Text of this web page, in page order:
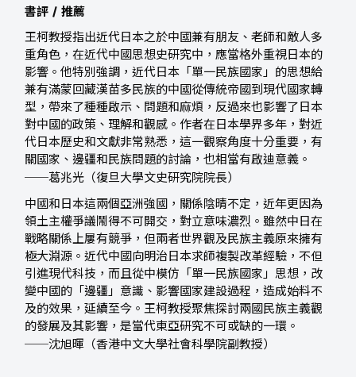
書評 / 推薦
王柯教授指出近代日本之於中國兼有朋友、老師和敵人多
重角色，在近代中國思想史研究中，應當格外重視日本的
影響。他特別強調，近代日本「單一民族國家」的思想給
兼有滿蒙回藏漢苗多民族的中國從傳統帝國到現代國家轉
型，帶來了種種啟示、問題和麻煩，反過來也影響了日本
對中國的政策、理解和觀感。作者在日本學界多年，對近
代日本歷史和文獻非常熟悉，這一觀察角度十分重要，有
關國家、邊疆和民族問題的討論，也相當有啟迪意義。
──葛兆光（復旦大學文史研究院院長）
中國和日本這兩個亞洲強國，關係陰晴不定，近年更因為
領土主權爭議鬧得不可開交，對立意味濃烈。雖然中日在
戰略關係上屢有競爭，但兩者世界觀及民族主義原來擁有
極大淵源。近代中國向明治日本求師複製改革經驗，不但
引進現代科技，而且從中模仿「單一民族國家」思想，改
變中國的「邊疆」意識、影響國家建設過程，造成始料不
及的效果，延續至今。王柯教授聚焦探討兩國民族主義觀
的發展及其影響，是當代東亞研究不可或缺的一環。
──沈旭暉（香港中文大學社會科學院副教授）